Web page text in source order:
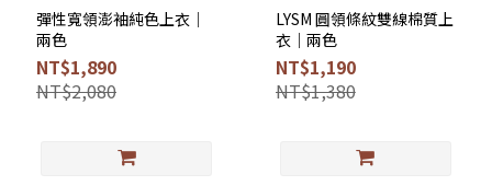
彈性寬領澎袖純色上衣｜
兩色
NT$1,890
NT$2,080
LYSM 圓領條紋雙線棉質上
衣｜兩色
NT$1,190
NT$1,380